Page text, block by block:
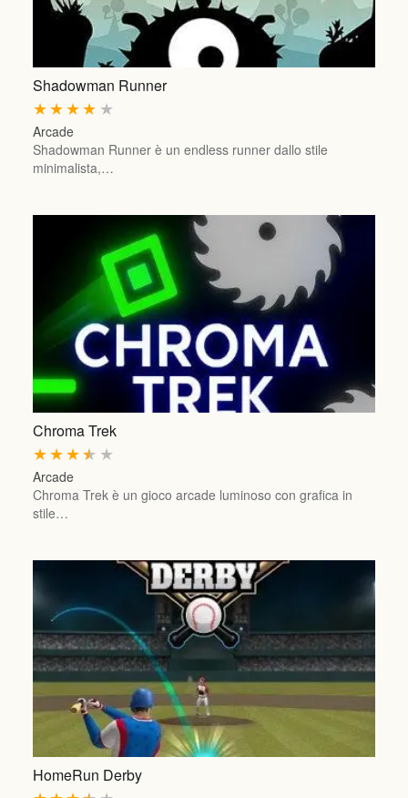
Shadowman Runner
★
★
★
★
★
Arcade
Shadowman Runner è un endless runner dallo stile
minimalista,…
Chroma Trek
★
★
★
★
★
Arcade
Chroma Trek è un gioco arcade luminoso con grafica in
stile…
HomeRun Derby